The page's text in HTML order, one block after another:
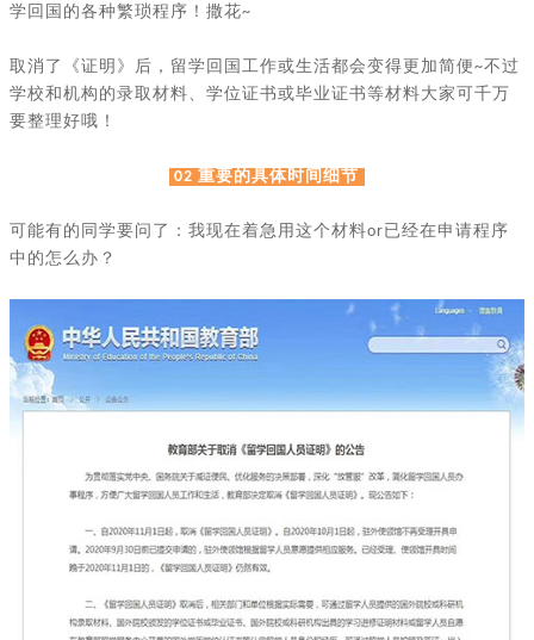
学回国的各种繁琐程序！撒花~
取消了《证明》后，留学回国工作或生活都会变得更加简便~不过
学校和机构的录取材料、学位证书或毕业证书等材料大家可千万
要整理好哦！
02 重要的具体时间细节
可能有的同学要问了：我现在着急用这个材料or已经在申请程序
中的怎么办？